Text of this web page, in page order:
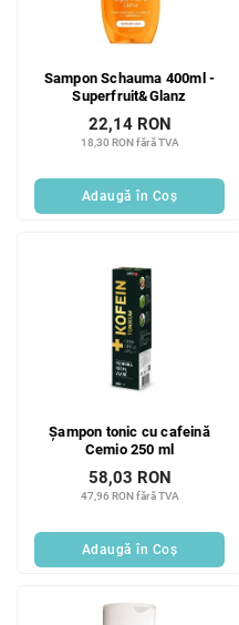
Sampon Schauma 400ml -
Superfruit&Glanz
18,30 RON fără TVA
22,14 RON
Adaugă în Coş
Șampon tonic cu cafeină
Cemio 250 ml
47,96 RON fără TVA
58,03 RON
Adaugă în Coş